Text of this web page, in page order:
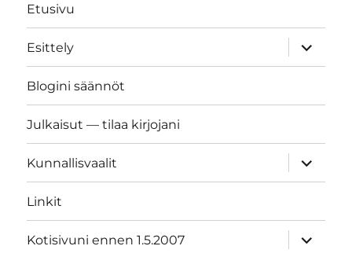
Etusivu
Esittely
näytä
Blogini säännöt
Julkaisut — tilaa kirjojani
Kunnallisvaalit
näytä
Linkit
Kotisivuni ennen 1.5.2007
näytä